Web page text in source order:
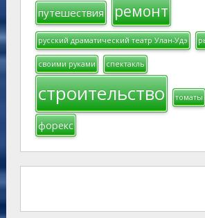
путешествия ремонт
русский драматический театр Улан-Удэ
своими руками спектакль
строительство томаты
форекс